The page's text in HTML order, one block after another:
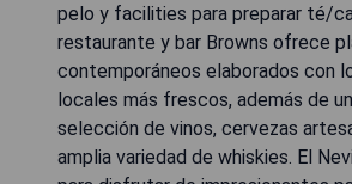
pelo y facilities para preparar té/
restaurante y bar Browns ofrece
contemporáneos elaborados con
locales más frescos, además de
selección de vinos, cervezas
amplia variedad de whiskies. El